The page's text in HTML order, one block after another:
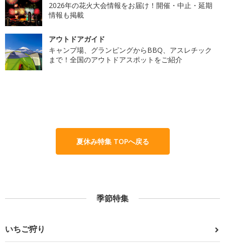
2026年の花火大会情報をお届け！開催・中止・延期
情報も掲載
アウトドアガイド
キャンプ場、グランピングからBBQ、アスレチック
まで！全国のアウトドアスポットをご紹介
夏休み特集 TOPへ戻る
季節特集
いちご狩り